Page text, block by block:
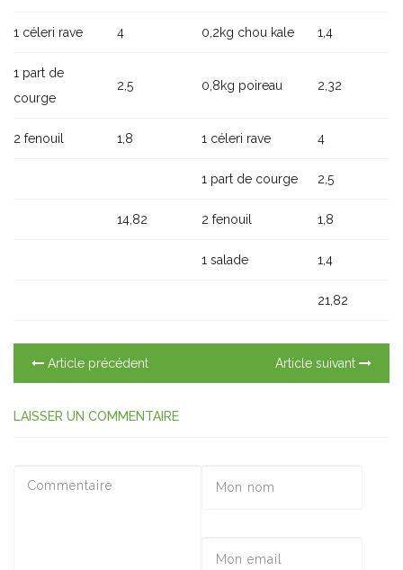
1 céleri rave 4 0,2kg chou kale 1,4
1 part de
courge
2,5 0,8kg poireau 2,32
2 fenouil 1,8 1 céleri rave 4
1 part de courge 2,5
14,82 2 fenouil 1,8
1 salade 1,4
21,82
Article précédent Article suivant
LAISSER UN COMMENTAIRE